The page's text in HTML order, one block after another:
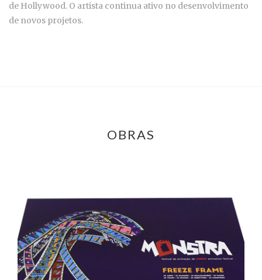
de Hollywood. O artista continua ativo no desenvolvimento
de novos projetos.
OBRAS